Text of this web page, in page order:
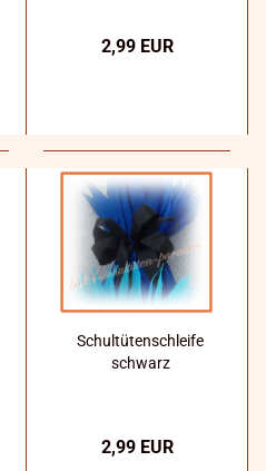
2,99 EUR
Schultütenschleife
schwarz
2,99 EUR